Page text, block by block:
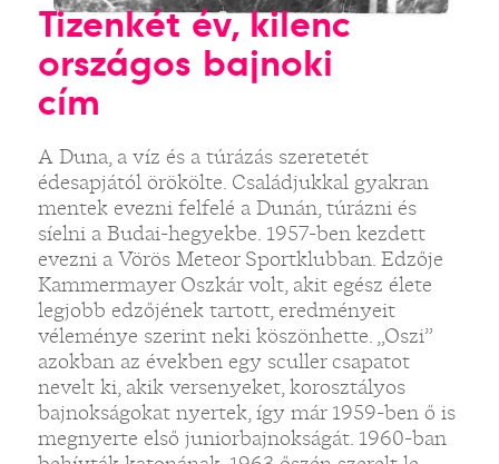
Tizenkét év, kilenc
országos bajnoki
cím
A Duna, a víz és a túrázás szeretetét
édesapjától örökölte. Családjukkal gyakran
mentek evezni felfelé a Dunán, túrázni és
síelni a Budai-hegyekbe. 1957-ben kezdett
evezni a Vörös Meteor Sportklubban. Edzője
Kammermayer Oszkár volt, akit egész élete
legjobb edzőjének tartott, eredményeit
véleménye szerint neki köszönhette. „Oszi”
azokban az években egy sculler csapatot
nevelt ki, akik versenyeket, korosztályos
bajnokságokat nyertek, így már 1959-ben ő is
megnyerte első juniorbajnokságát. 1960-ban